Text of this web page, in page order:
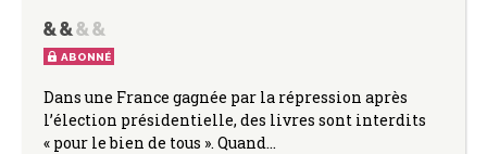
ABONNÉ
Dans une France gagnée par la répression après
l’élection présidentielle, des livres sont interdits
« pour le bien de tous ». Quand…